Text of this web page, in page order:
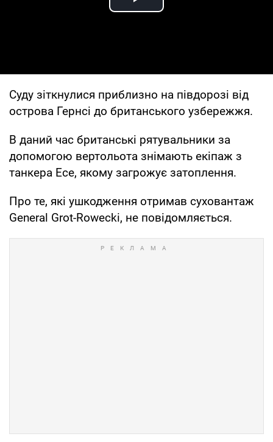
Play Video
Суду зіткнулися приблизно на півдорозі від
острова Гернсі до британського узбережжя.
В даний час британські рятувальники за
допомогою вертольота знімають екіпаж з
танкера Ece, якому загрожує затоплення.
Про те, які ушкодження отримав суховантаж
General Grot-Rowecki, не повідомляється.